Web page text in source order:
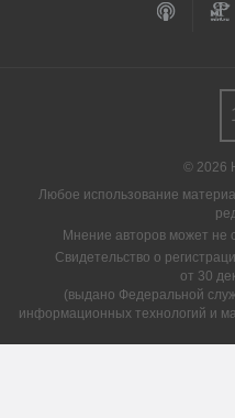
© 2026
Любое использование
Мнение авторов может не
Свидетельство о
от 30
(выдано Федеральной
информационных технологий и